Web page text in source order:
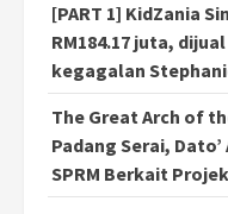
[PART 1] KidZania
RM184.17 juta,
kegagalan
The Great Arch of
Padang Serai,
SPRM Berkait